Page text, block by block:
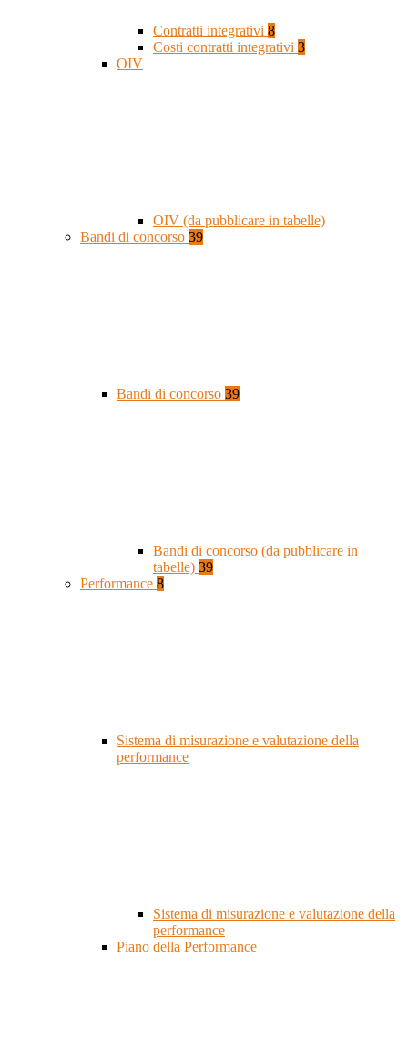
Contratti integrativi 8
Costi contratti integrativi 3
OIV
OIV (da pubblicare in tabelle)
Bandi di concorso 39
Bandi di concorso 39
Bandi di concorso (da pubblicare in
tabelle) 39
Performance 8
Sistema di misurazione e valutazione della
performance
Sistema di misurazione e valutazione della
performance
Piano della Performance